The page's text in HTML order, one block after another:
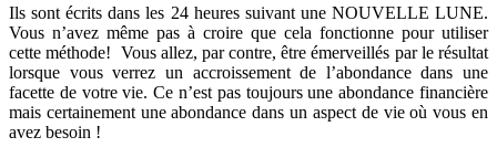
Ils sont écrits dans les 24 heures suivant une NOUVELLE LUNE.
Vous n’avez même pas à croire que cela fonctionne pour utiliser
cette méthode! Vous allez, par contre, être émerveillés par le résultat
lorsque vous verrez un accroissement de l’abondance dans une
facette de votre vie. Ce n’est pas toujours une abondance financière
mais certainement une abondance dans un aspect de vie où vous en
avez besoin !